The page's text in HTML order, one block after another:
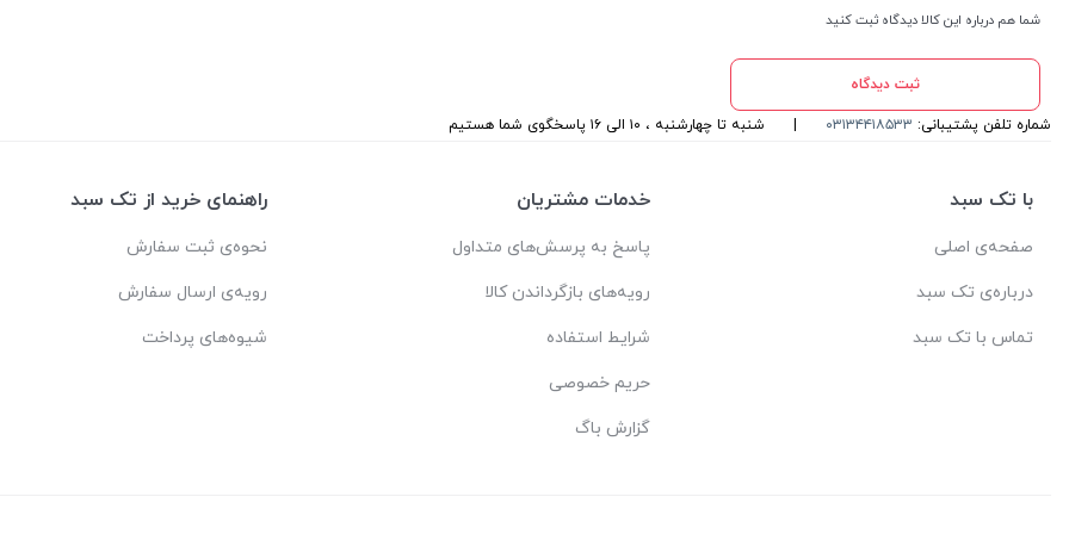
شما هم درباره این کالا دیدگاه ثبت کنید
ثبت دیدگاه
شماره تلفن پشتیبانی: ۰۳۱۳۴۴۱۸۵۳۳ شنبه تا چهارشنبه ، ۱۰ الی ۱۶ پاسخگوی شما هستیم
با تک سبد
صفحه‌ی اصلی
درباره‌ی تک سبد
تماس با تک سبد
خدمات مشتریان
پاسخ به پرسش‌های متداول
رویه‌های بازگرداندن کالا
شرایط استفاده
حریم خصوصی
گزارش باگ
راهنمای خرید از تک سبد
نحوه‌ی ثبت سفارش
رویه‌ی ارسال سفارش
شیوه‌های پرداخت